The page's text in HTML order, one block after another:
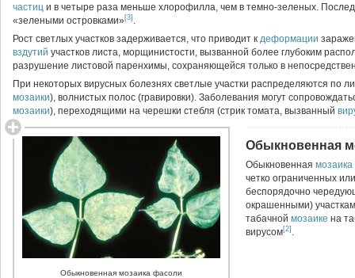
частиц и в четыре раза меньше хлорофилла, чем в темно-зеленых.
«зелеными островками»[3] .
Рост светлых участков задерживается, что приводит к деформации
вздутий участков листа, морщинистости, вызванной более глубоким
разрушение листовой паренхимы, сохраняющейся только в
При некоторых вирусных болезнях светлые участки распределяются по
мозаики), волнистых полос (гравировки). Заболевания могут
мозаики), переходящими на черешки стебля (стрик томата, вызванный
Обыкновенная мозаика фасоли
Обыкновенная
Обыкновенная мозаика
четко ограниченных
беспорядочно
окрашенными)
табачной мозаике на
вирусом[2] .